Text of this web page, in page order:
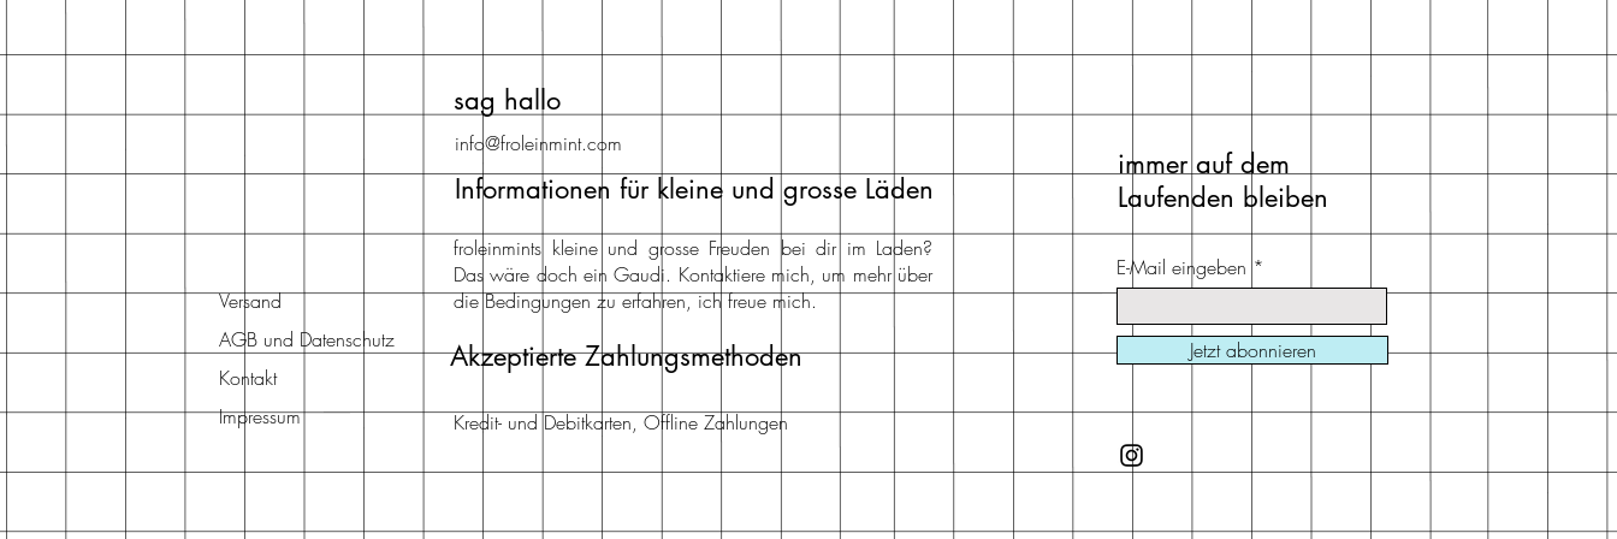
info@froleinmint.com
Kredit- und Debitkarten, Offline Zahlungen
Versand
AGB und Datenschutz
Kontakt
Impressum
immer auf dem
Laufenden bleiben
E-Mail eingeben
Jetzt abonnieren
Informationen für kleine und grosse Läden
froleinmints kleine und grosse Freuden bei dir im Laden?
Das wäre doch ein Gaudi. Kontaktiere mich, um mehr über
die Bedingungen zu erfahren, ich freue mich.
Akzeptierte Zahlungsmethoden
sag hallo